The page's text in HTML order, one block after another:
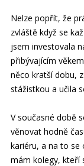
Nelze popřít, že
zvláště když se
jsem investovala
přibývajícím
něco kratší dobu,
stážistkou a učila
V současné době
věnovat hodně
kariéru, a na to se
mám kolegy, kteří